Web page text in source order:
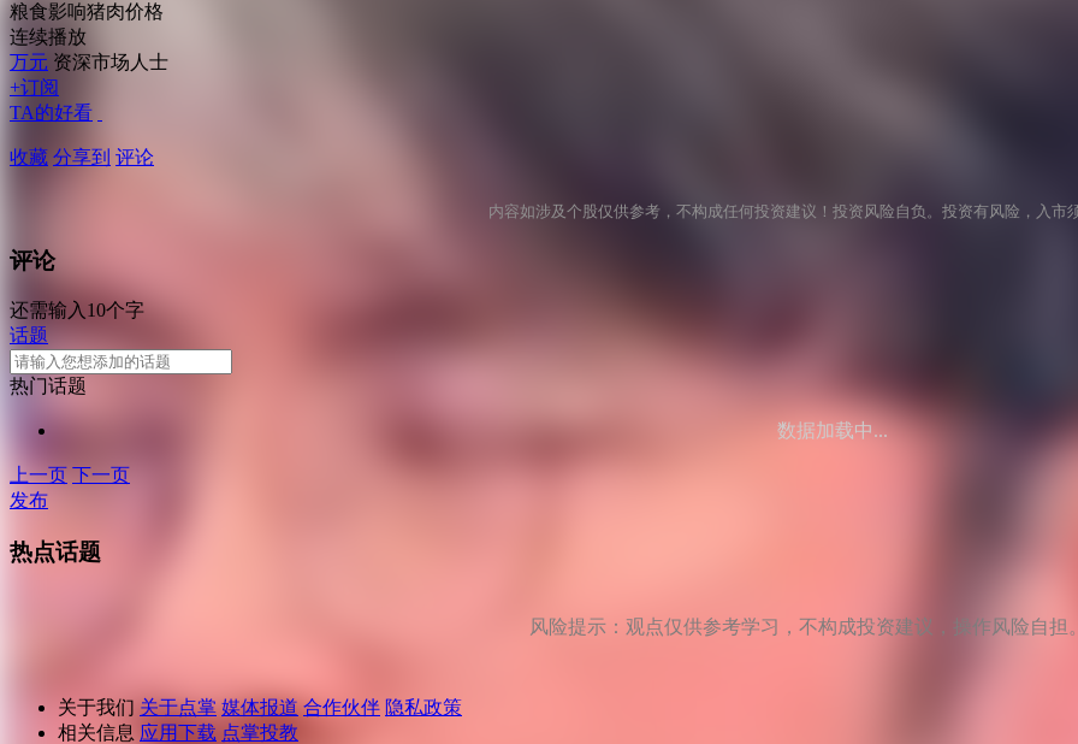
粮食影响猪肉价格
连续播放
万元 资深市场人士
+订阅
TA的好看
收藏 分享到 评论
内容如涉及个股仅供参考，不构成任何投资建议！投资风险自负。投资有风险，入市
评论
还需输入10个字
话题
热门话题
数据加载中...
上一页 下一页
发布
热点话题
风险提示：观点仅供参考学习，不构成投资建议，操作风险自担
关于我们 关于点掌 媒体报道 合作伙伴 隐私政策
相关信息 应用下载 点掌投教